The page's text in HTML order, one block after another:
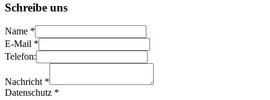
Schreibe uns
Name *
E-Mail *
Telefon:
Nachricht *
Datenschutz *